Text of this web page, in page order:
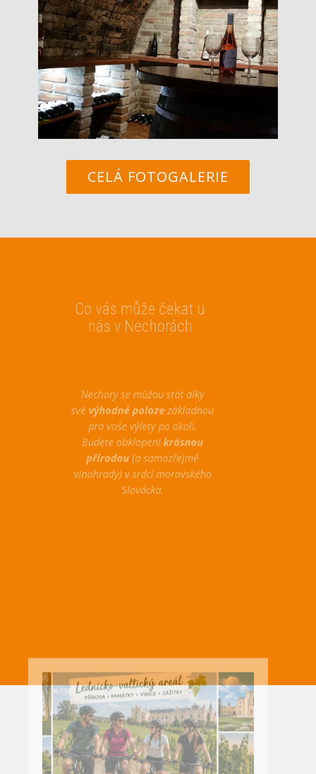
CELÁ FOTOGALERIE
Co vás může čekat u
nás v Nechorách
výhodné polozezákladnou
pro vaše výlety po okolí.
Budete obklopenikrásnou
přírodou(a samozřejmě
vinohrady) v srdci moravského